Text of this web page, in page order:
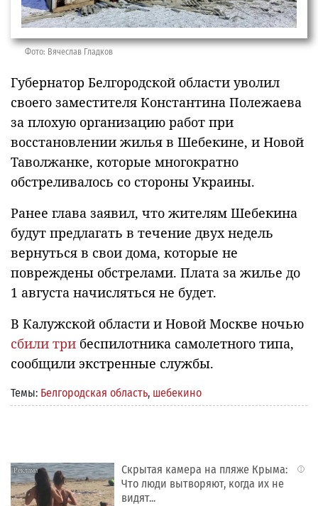
Фото: Вячеслав Гладков
Губернатор Белгородской области уволил
своего заместителя Константина Полежаева
за плохую организацию работ при
восстановлении жилья в Шебекине, и Новой
Таволжанке, которые многократно
обстреливалось со стороны Украины.
Ранее глава заявил, что жителям Шебекина
будут предлагать в течение двух недель
вернуться в свои дома, которые не
повреждены обстрелами. Плата за жилье до
1 августа начисляться не будет.
В Калужской области и Новой Москве ночью
сбили три беспилотника самолетного типа,
сообщили экстренные службы.
Темы: Белгородская область, шебекино
i
Скрытая камера на пляже Крыма:
Что люди вытворяют, когда их не
видят...